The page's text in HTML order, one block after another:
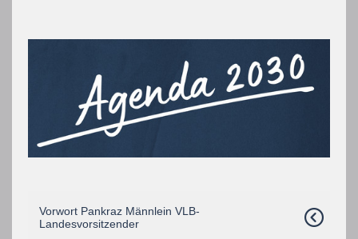
Vorwort Pankraz Männlein VLB-
Landesvorsitzender